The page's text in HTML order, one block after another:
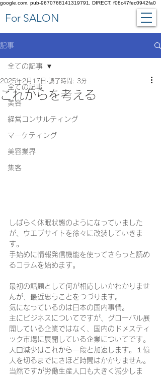
google.com, pub-9670768141319791, DIRECT, f08c47fec0942fa0
​For SALON
記事
全ての記事
美容
経営コンサルティング
マーケティング
美容業界
集客
全ての記事
これからを考える
2025年2月17日 読了時間: 3分
しばらく休眠状態のようになっていました
が、ウエブサイトを徐々に改装していきま
す。
手始めに情報発信機能を使ってさらっと読め
るコラムを始めます。
最初の話題として何が相応しいかわかりませ
んが、最近思うことをつづります。
気になっているのは日本の国内事情。
主にビジネスについてですが、グローバル展
開している企業ではなく、国内のドメスティ
ック市場に展開している企業についてです。
人口減少はこれから一段と加速します。１億
人を切るまでにさほど時間はかかりません。
当然ですが労働生産人口も大きく減少しま